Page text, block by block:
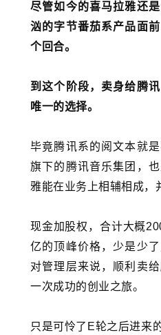
尽管如今的喜马拉雅还
汹的字节番茄系产品面
个回合。
到这个阶段，卖身给腾
唯一的选择。
毕竟腾讯系的阅文本就
旗下的腾讯音乐集团，
雅能在业务上相辅相成，
现金加股权，合计大概
亿的顶峰价格，少是少
对管理层来说，顺利卖
一次成功的创业之旅。
只是可怜了E轮之后进来